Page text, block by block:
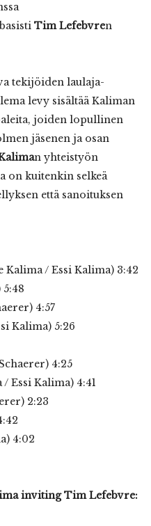
Tim Lefebvren
tekijöiden laulaja-
levy sisältää Kaliman
joiden lopullinen
jäsenen ja osan
n yhteistyön
on kuitenkin selkeä
että sanoituksen
Kalima / Essi Kalima) 3:42
4:57
Kalima) 5:26
4:25
Essi Kalima) 4:41
2:23
4:02
inviting Tim Lefebvre: